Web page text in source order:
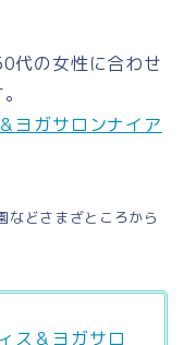
代の女性に合わせ
ヨガサロンナイア
などさまざところから
ス＆ヨガサロ